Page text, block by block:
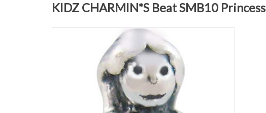
KIDZ CHARMIN*S Beat SMB10 Princess